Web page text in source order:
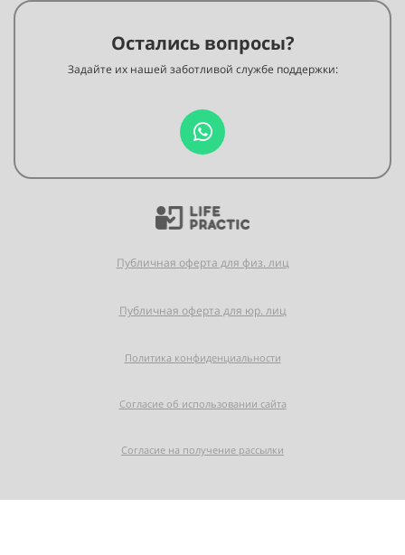
Остались вопросы?
Задайте их нашей заботливой службе поддержки:
Публичная оферта для физ. лиц
Публичная оферта для юр. лиц
Политика конфиденциальности
Согласие об использовании сайта
Согласие на получение рассылки